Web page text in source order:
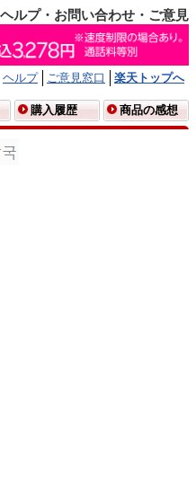
ヘルプ・お問い合わせ・ご意見
ヘルプ ご意見窓口
楽天トップへ
購入履歴 商品の感想